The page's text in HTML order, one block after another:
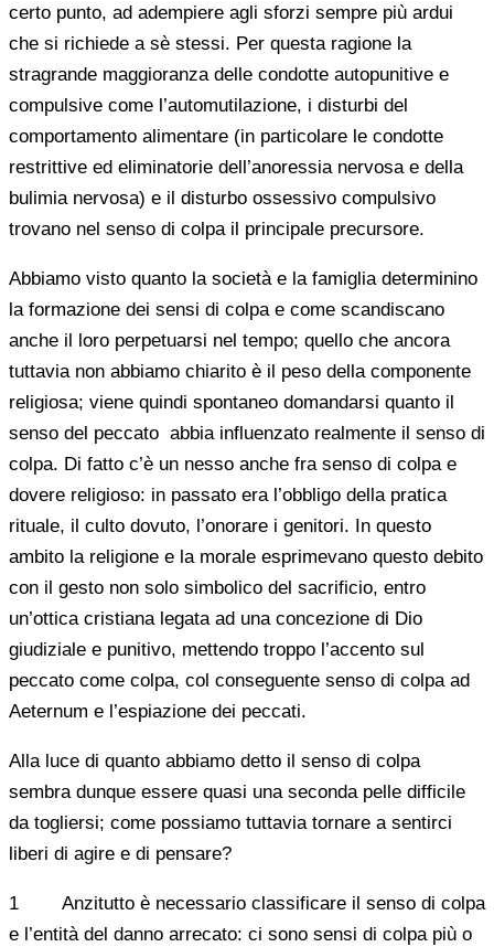
certo punto, ad adempiere agli sforzi sempre più ardui
che si richiede a sè stessi. Per questa ragione la
stragrande maggioranza delle condotte autopunitive e
compulsive come l’automutilazione, i disturbi del
comportamento alimentare (in particolare le condotte
restrittive ed eliminatorie dell’anoressia nervosa e della
bulimia nervosa) e il disturbo ossessivo compulsivo
trovano nel senso di colpa il principale precursore.
Abbiamo visto quanto la società e la famiglia determinino
la formazione dei sensi di colpa e come scandiscano
anche il loro perpetuarsi nel tempo; quello che ancora
tuttavia non abbiamo chiarito è il peso della componente
religiosa; viene quindi spontaneo domandarsi quanto il
senso del peccato abbia influenzato realmente il senso di
colpa. Di fatto c’è un nesso anche fra senso di colpa e
dovere religioso: in passato era l’obbligo della pratica
rituale, il culto dovuto, l’onorare i genitori. In questo
ambito la religione e la morale esprimevano questo debito
con il gesto non solo simbolico del sacrificio, entro
un’ottica cristiana legata ad una concezione di Dio
giudiziale e punitivo, mettendo troppo l’accento sul
peccato come colpa, col conseguente senso di colpa ad
Aeternum e l’espiazione dei peccati.
Alla luce di quanto abbiamo detto il senso di colpa
sembra dunque essere quasi una seconda pelle difficile
da togliersi; come possiamo tuttavia tornare a sentirci
liberi di agire e di pensare?
1 Anzitutto è necessario classificare il senso di colpa
e l’entità del danno arrecato: ci sono sensi di colpa più o